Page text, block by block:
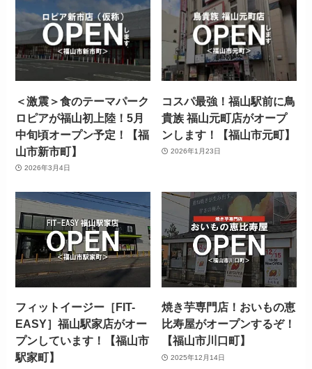
＜激震＞食のテーマパーク
ロピアが福山初上陸！5月
中旬頃オープン予定！【福
山市新市町】
2026年3月4日
コスパ最強！福山駅前に鳥
貴族 福山元町店がオープ
ンします！【福山市元町】
2026年1月23日
フィットイージー［FIT-
EASY］福山駅家店がオー
プンしています！【福山市
駅家町】
焼き芋専門店！おいもの恵
比寿屋がオープンするぞ！
【福山市川口町】
2025年12月14日